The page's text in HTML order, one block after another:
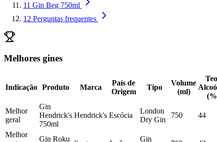
11 Gin Beg 750ml
12 Perguntas frequentes
Melhores gines
Indicação Produto Marca
País de
Origem
Tipo
Volume
(ml)
Melhor
geral
Gin
Hendrick's
750ml
Hendrick's Escócia
London
Dry Gin
750 44
Melhor
Gin Roku
Gin